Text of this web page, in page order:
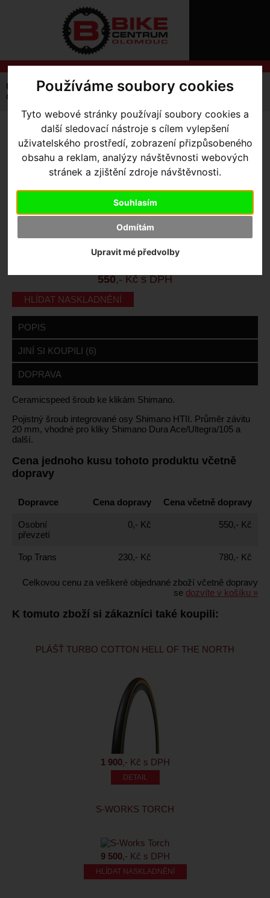
Používáme soubory cookies
Tyto webové stránky používají soubory cookies a
další sledovací nástroje s cílem vylepšení
uživatelského prostředí, zobrazení přizpůsobeného
obsahu a reklam, analýzy návštěvnosti webových
stránek a zjištění zdroje návštěvnosti.
Souhlasím
Odmítám
Upravit mé předvolby
O
REGISTRACE
ZTRATILI
Úvodní strana Komponenty
Osy a středová složení
Ceramicspeed šroub ke klikám Shimano
CERAMICSPEED ŠROUB KE
KLIKÁM SHIMANO
Ceramicspeed
kontaktujte nás
24 měsíců
550,- Kč s DPH
HLÍDAT NASKLADNĚNÍ
POPIS
JINÍ SI KOUPILI (6)
DOPRAVA
Ceramicspeed šroub ke klikám Shimano.
Pojistný šroub integrované osy Shimano HTII. Průměr závitu
20 mm, vhodné pro kliky Shimano Dura Ace/Ultegra/105 a
další.
Cena jednoho kusu tohoto produktu včetně
dopravy
Dopravce Cena dopravy Cena včetně dopravy
Osobní
převzetí
0,- Kč 550,- Kč
Top Trans 230,- Kč 780,- Kč
Celkovou cenu za veškeré objednané zboží včetně dopravy
se dozvíte v košíku »
K tomuto zboží si zákazníci také koupili:
PLÁŠŤ TURBO COTTON HELL OF THE NORTH
1 900,- Kč s DPH
S-WORKS TORCH
9 500,- Kč s DPH
HLÍDAT NASKLADNĚNÍ